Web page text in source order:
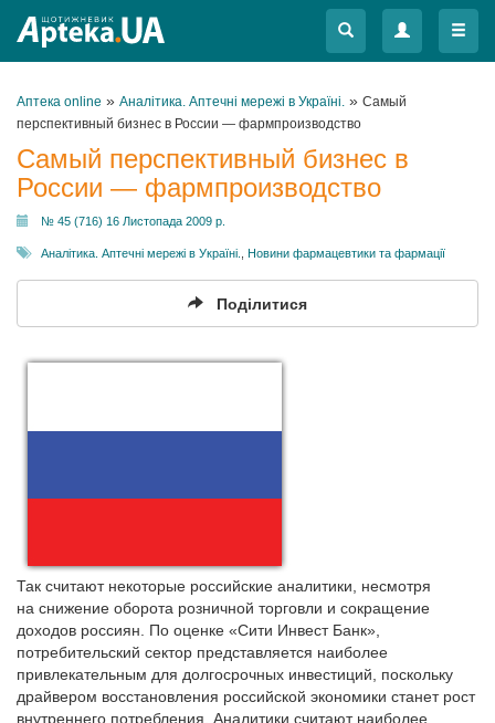
Меню
Меню
Аптека online » Аналітика. Аптечні мережі в Україні. » Самый
перспективный бизнес в России — фармпроизводство
Самый перспективный бизнес в
России — фармпроизводство
№ 45 (716) 16 Листопада 2009 р.
Аналітика. Аптечні мережі в Україні. Новини фармацевтики та фармації
Поділитися
Так считают некоторые российские аналитики, несмот­ря
на снижение оборота розничной торговли и сокращение
доходов россиян. По оценке «Сити Инвест Банк»,
потребительский сектор представляется наиболее
привлекательным для долгосрочных инвестиций, поскольку
драйвером восстановления российской экономики станет рост
внутреннего потреблени­я. Аналитики считают наиболее